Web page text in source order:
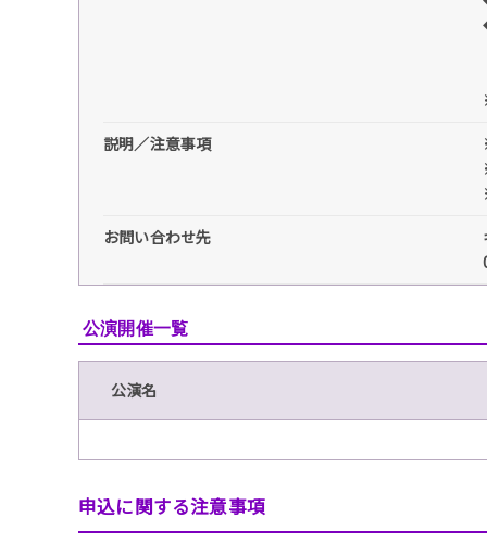
説明／注意事項
お問い合わせ先
公演開催一覧
公演名
申込に関する注意事項